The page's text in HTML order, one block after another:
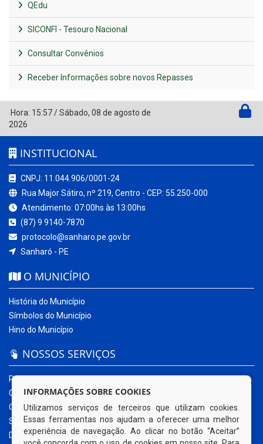
QEdu
SICONFI - Tesouro Nacional
Consultar Convênios
Receber Informações sobre novos Repasses
Hora: 15:57/Sábado, 08 de agosto de
2026
INSTITUCIONAL
CNPJ: 11.044.906/0001-24
Rua Major Sátiro, nº 219, Centro - CEP: 55.250-000
Atendimento: 07:00hs às 13:00hs
(87) 9 9140-7870
protocolo@sanharo.pe.gov.br
Sanharó - PE
O MUNICÍPIO
História do Município
Símbolos do Município
Hino do Município
NOSSOS SERVIÇOS
Portal da Transparência
Carta de Serviços ao Usuário
Ouvidoria Municipal
Sistema Eletrônico – e-SIC
Diário Oficial
INFORMAÇÕES SOBRE COOKIES
Utilizamos serviços de terceiros que utilizam cookies.
Essas ferramentas nos ajudam a oferecer uma melhor
experiência de navegação. Ao clicar no botão “Aceitar”